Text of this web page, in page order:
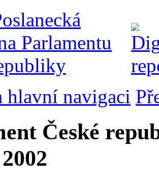
hlavní navigaci
České